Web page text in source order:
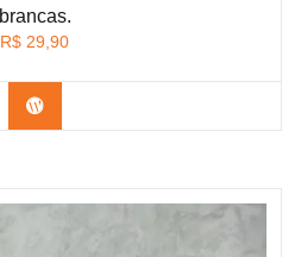
brancas.
R$ 29,90
Confira na Shopee